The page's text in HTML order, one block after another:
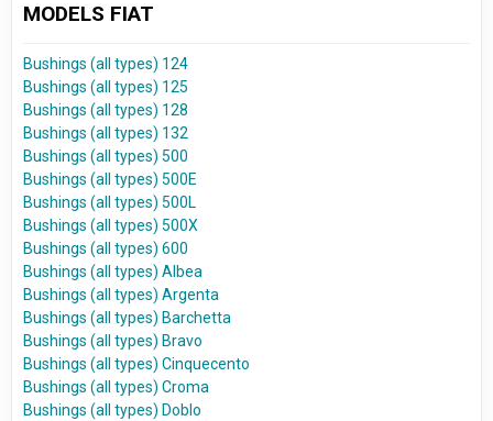
MODELS FIAT
Bushings (all types) 124
Bushings (all types) 125
Bushings (all types) 128
Bushings (all types) 132
Bushings (all types) 500
Bushings (all types) 500E
Bushings (all types) 500L
Bushings (all types) 500X
Bushings (all types) 600
Bushings (all types) Albea
Bushings (all types) Argenta
Bushings (all types) Barchetta
Bushings (all types) Bravo
Bushings (all types) Cinquecento
Bushings (all types) Croma
Bushings (all types) Doblo